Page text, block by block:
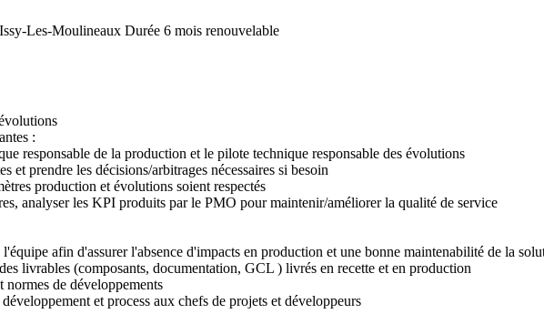
Les-Moulineaux Durée 6 mois renouvelable
:
responsable de la production et le pilote technique responsable des évolutions
et prendre les décisions/arbitrages nécessaires si besoin
production et évolutions soient respectés
analyser les KPI produits par le PMO pour maintenir/améliorer la qualité de service
afin d'assurer l'absence d'impacts en production et une bonne maintenabilité de la
livrables (composants, documentation, GCL ) livrés en recette et en production
normes de développements
et process aux chefs de projets et développeurs